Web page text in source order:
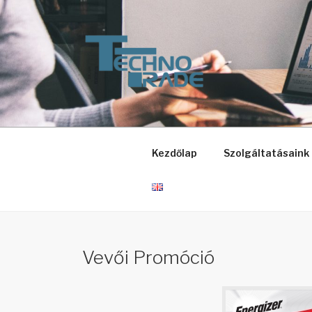
Tartalomhoz
TECHNO-
Techno-Trade-1. Kft.
Kezdőlap Szolgáltatásaink
Vevői Promóció